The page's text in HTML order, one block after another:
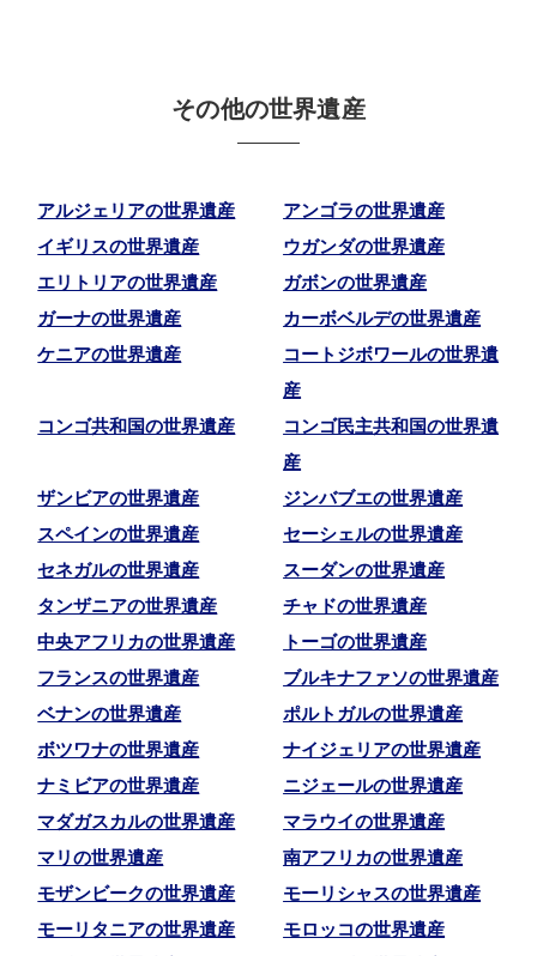
その他の世界遺産
アルジェリアの世界遺産
アンゴラの世界遺産
イギリスの世界遺産
ウガンダの世界遺産
エリトリアの世界遺産
ガボンの世界遺産
ガーナの世界遺産
カーボベルデの世界遺産
ケニアの世界遺産
コートジボワールの世界遺
産
コンゴ共和国の世界遺産
コンゴ民主共和国の世界遺
産
ザンビアの世界遺産
ジンバブエの世界遺産
スペインの世界遺産
セーシェルの世界遺産
セネガルの世界遺産
スーダンの世界遺産
タンザニアの世界遺産
チャドの世界遺産
中央アフリカの世界遺産
トーゴの世界遺産
フランスの世界遺産
ブルキナファソの世界遺産
ベナンの世界遺産
ポルトガルの世界遺産
ボツワナの世界遺産
ナイジェリアの世界遺産
ナミビアの世界遺産
ニジェールの世界遺産
マダガスカルの世界遺産
マラウイの世界遺産
マリの世界遺産
南アフリカの世界遺産
モザンビークの世界遺産
モーリシャスの世界遺産
モーリタニアの世界遺産
モロッコの世界遺産